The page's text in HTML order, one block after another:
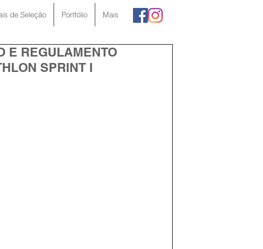
de Seleção Portfólio Mais
E REGULAMENTO
SPRINT I